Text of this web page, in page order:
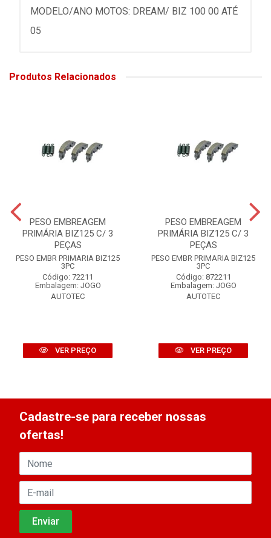
MODELO/ANO MOTOS: DREAM/ BIZ 100 00 ATÉ
05
Produtos Relacionados
PESO EMBREAGEM
PRIMÁRIA BIZ125 C/ 3
PEÇAS
PESO EMBR PRIMARIA BIZ125
3PC
Código: 72211
Embalagem: JOGO
AUTOTEC
VER PREÇO
PESO EMBREAGEM
PRIMÁRIA BIZ125 C/ 3
PEÇAS
PESO EMBR PRIMARIA BIZ125
3PC
Código: 872211
Embalagem: JOGO
AUTOTEC
VER PREÇO
Cadastre-se para receber nossas
ofertas!